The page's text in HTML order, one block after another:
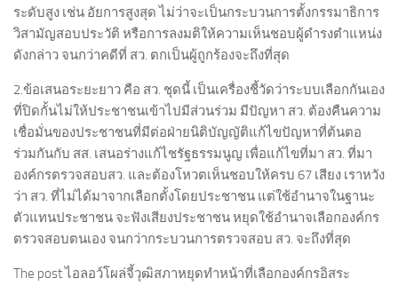
ระดับสูง เช่น อัยการสูงสุด ไม่ว่าจะเป็นกระบวนการตั้งกรรมาธิการ
วิสามัญสอบประวัติ หรือการลงมติให้ความเห็นชอบผู้ดำรงตำแหน่ง
ดังกล่าว จนกว่าคดีที่ สว. ตกเป็นผู้ถูกร้องจะถึงที่สุด
2.ข้อเสนอระยะยาว คือ สว. ชุดนี้ เป็นเครื่องชี้วัดว่าระบบเลือกกันเอง
ที่ปิดกั้นไม่ให้ประชาชนเข้าไปมีส่วนร่วม มีปัญหา สว. ต้องคืนความ
เชื่อมั่นของประชาชนที่มีต่อฝ่ายนิติบัญญัติแก้ไขปัญหาที่ต้นตอ
ร่วมกันกับ สส. เสนอร่างแก้ไชรัฐธรรมนูญ เพื่อแก้ไขที่มา สว. ที่มา
องค์กรตรวจสอบสว. และต้องโหวตเห็นชอบให้ครบ 67 เสียง เราหวัง
ว่า สว. ที่ไม่ได้มาจากเลือกตั้งโดยประชาชน แต่ใช้อำนาจในฐานะ
ตัวแทนประชาชน จะฟังเสียงประชาชน หยุดใช้อำนาจเลือกองค์กร
ตรวจสอบตนเอง จนกว่ากระบวนการตรวจสอบ สว. จะถึงที่สุด
The post ไอลอว์โผล่จี้วุฒิสภาหยุดทำหน้าที่เลือกองค์กรอิสระ